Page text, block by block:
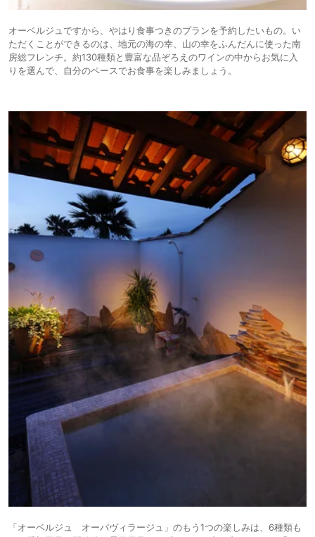
オーベルジュですから、やはり食事つきのプランを予約したいもの。い
ただくことができるのは、地元の海の幸、山の幸をふんだんに使った南
房総フレンチ。約130種類と豊富な品ぞろえのワインの中からお気に入
りを選んで、自分のペースでお食事を楽しみましょう。
「オーベルジュ オーパヴィラージュ」のもう1つの楽しみは、6種類も